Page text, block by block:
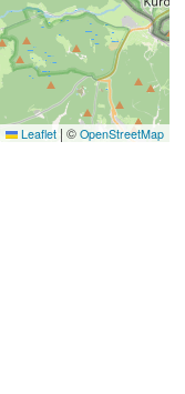
Leaflet | © OpenStreetMap